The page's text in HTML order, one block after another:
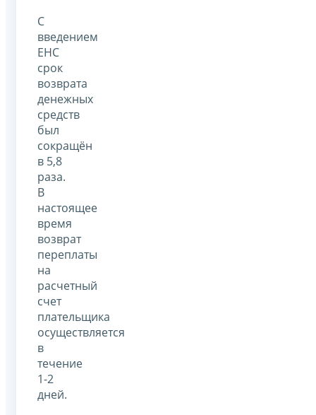
С
введением
ЕНС
срок
возврата
денежных
средств
был
сокращён
в 5,8
раза.
В
настоящее
время
возврат
переплаты
на
расчетный
счет
плательщика
осуществляется
в
течение
1-2
дней.